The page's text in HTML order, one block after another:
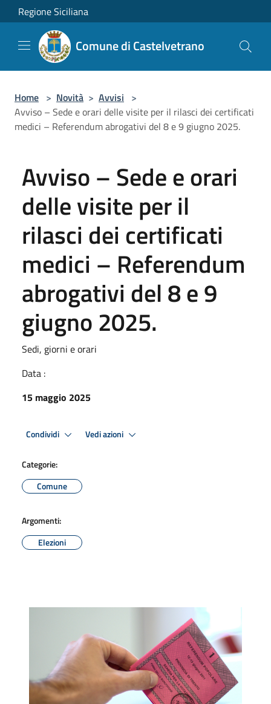
Salta al contenuto principale
Regione Siciliana
Comune di Castelvetrano
Home > Novità > Avvisi >
Avviso – Sede e orari delle visite per il rilasci dei certificati
medici – Referendum abrogativi del 8 e 9 giugno 2025.
Avviso – Sede e orari
delle visite per il
rilasci dei certificati
medici – Referendum
abrogativi del 8 e 9
giugno 2025.
Sedi, giorni e orari
Data :
15 maggio 2025
Condividi Vedi azioni
Categorie:
Comune
Argomenti:
Elezioni